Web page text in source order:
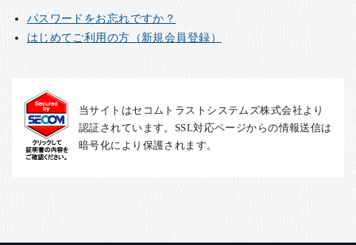
English
パスワードをお忘れですか？
はじめてご利用の方（新規会員登録）
当サイトはセコムトラストシステムズ株式会社より
認証されています。SSL対応ページからの情報送信は
暗号化により保護されます。